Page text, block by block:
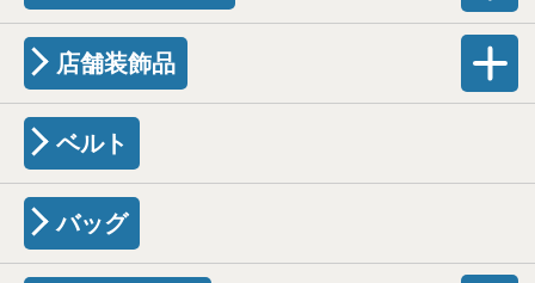
店舗装飾品
ベルト
バッグ